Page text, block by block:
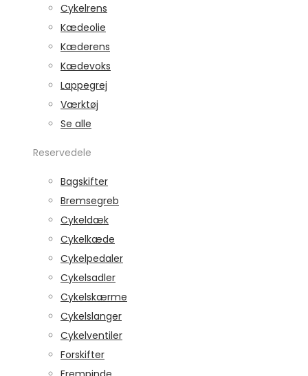
Cykelrens
Kædeolie
Kæderens
Kædevoks
Lappegrej
Værktøj
Se alle
Reservedele
Bagskifter
Bremsegreb
Cykeldæk
Cykelkæde
Cykelpedaler
Cykelsadler
Cykelskærme
Cykelslanger
Cykelventiler
Forskifter